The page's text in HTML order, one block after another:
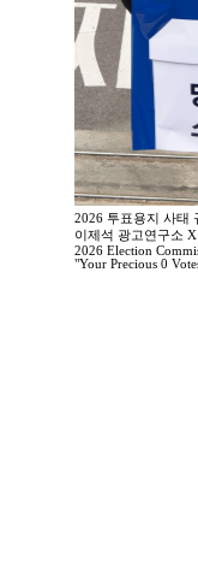
2026 투표용지 사태
이제석 광고연구소
2026 Election
"Your Precious 0